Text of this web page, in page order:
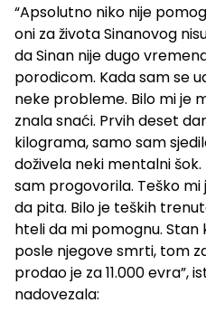
“Apsolutno niko nije
oni za života Sinanovog
da Sinan nije dugo
porodicom. Kada sam se
neke probleme. Bilo mi je
znala snaći. Prvih deset
kilograma, samo sam
doživela neki mentalni
sam progovorila. Teško
da pita. Bilo je teških
hteli da mi pomognu.
posle njegove smrti, tom
prodao je za 11.000 evra”,
nadovezala: